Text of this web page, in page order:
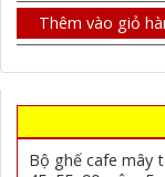
Thêm vào giỏ
Bộ ghế cafe mây